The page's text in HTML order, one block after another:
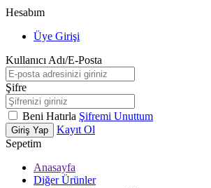
Hesabım
Üye Girişi
Kullanıcı Adı/E-Posta
Şifre
Beni Hatırla Şifremi Unuttum
Giriş Yap
Kayıt Ol
Sepetim
Anasayfa
Diğer Ürünler